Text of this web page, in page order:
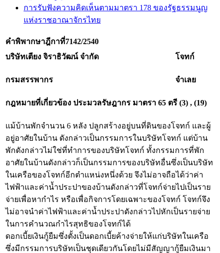
การรับฟังความคิดเห็นตามมาตรา 178 ของรัฐธรรมนูญ
แห่งราชอาณาจักรไทย
คำพิพากษาฎีกาที่7142/2540
บริษัทเตียง จิราธิวัฒน์ จำกัด
โจทก์
กรมสรรพากร จำเลย
กฎหมายที่เกี่ยวข้อง ประมวลรัษฎากร มาตรา 65 ตรี (3) , (19)
แม้บ้านพักจำนวน 6 หลัง ปลูกสร้างอยู่บนที่ดินของโจทก์ และผู้
อยู่อาศัยในบ้าน ดังกล่าวเป็นกรรมการในบริษัทโจทก์ แต่บ้าน
พักดังกล่าวไม่ใช่ที่ทำการของบริษัทโจทก์ ทั้งกรรมการที่พัก
อาศัยในบ้านดังกล่าวก็เป็นกรรมการของบริษัทอื่นซึ่งเป็นบริษัท
ในเครือของโจทก์อีกตำแหน่งหนึ่งด้วย จึงไม่อาจถือได้ว่าค่า
ไฟฟ้าและค่าน้ำประปาของบ้านดังกล่าวที่โจทก์จ่ายไปเป็นราย
จ่ายเพื่อหากำไร หรือเพื่อกิจการโดยเฉพาะของโจทก์ โจทก์จึง
ไม่อาจนำค่าไฟฟ้าและค่าน้ำประปาดังกล่าวไปหักเป็นรายจ่าย
ในการคำนวณกำไรสุทธิของโจทก์ได้
ดอกเบี้ยเงินกู้ยืมซึ่งตั้งเป็นดอกเบี้ยค้างจ่ายให้แก่บริษัทในเครือ
ซึ่งมีกรรมการบริษัทเป็นชุดเดียวกันโดยไม่มีสัญญากู้ยืมเงินมา